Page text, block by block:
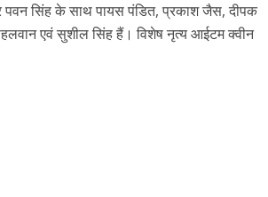
पवन सिंह के साथ पायस पंडित, प्रकाश जैस, दीपक
एवं सुशील सिंह हैं। विशेष नृत्य आईटम क्वीन